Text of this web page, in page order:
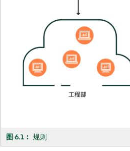
图 6.1︰ 规则